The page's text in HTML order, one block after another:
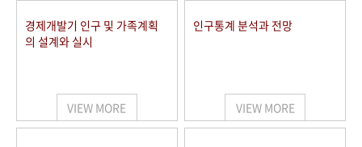
경제개발기 인구 및 가족계획
의 설계와 실시
VIEW MORE
인구통계 분석과 전망
VIEW MORE